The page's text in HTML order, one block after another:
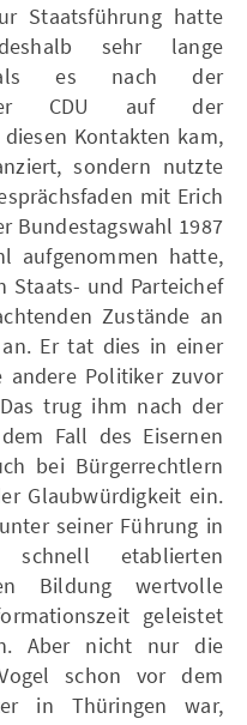
Staatsführung hatte
sehr lange
als es nach der
der CDU auf der
Kontakten kam,
sondern nutzte
mit Erich
Bundestagswahl 1987
aufgenommen hatte,
Staats- und Parteichef
Zustände an
Er tat dies in einer
andere Politiker zuvor
trug ihm nach der
Fall des Eisernen
bei Bürgerrechtlern
Glaubwürdigkeit ein.
seiner Führung in
etablierten
Bildung wertvolle
geleistet
Aber nicht nur die
schon vor dem
in Thüringen war,